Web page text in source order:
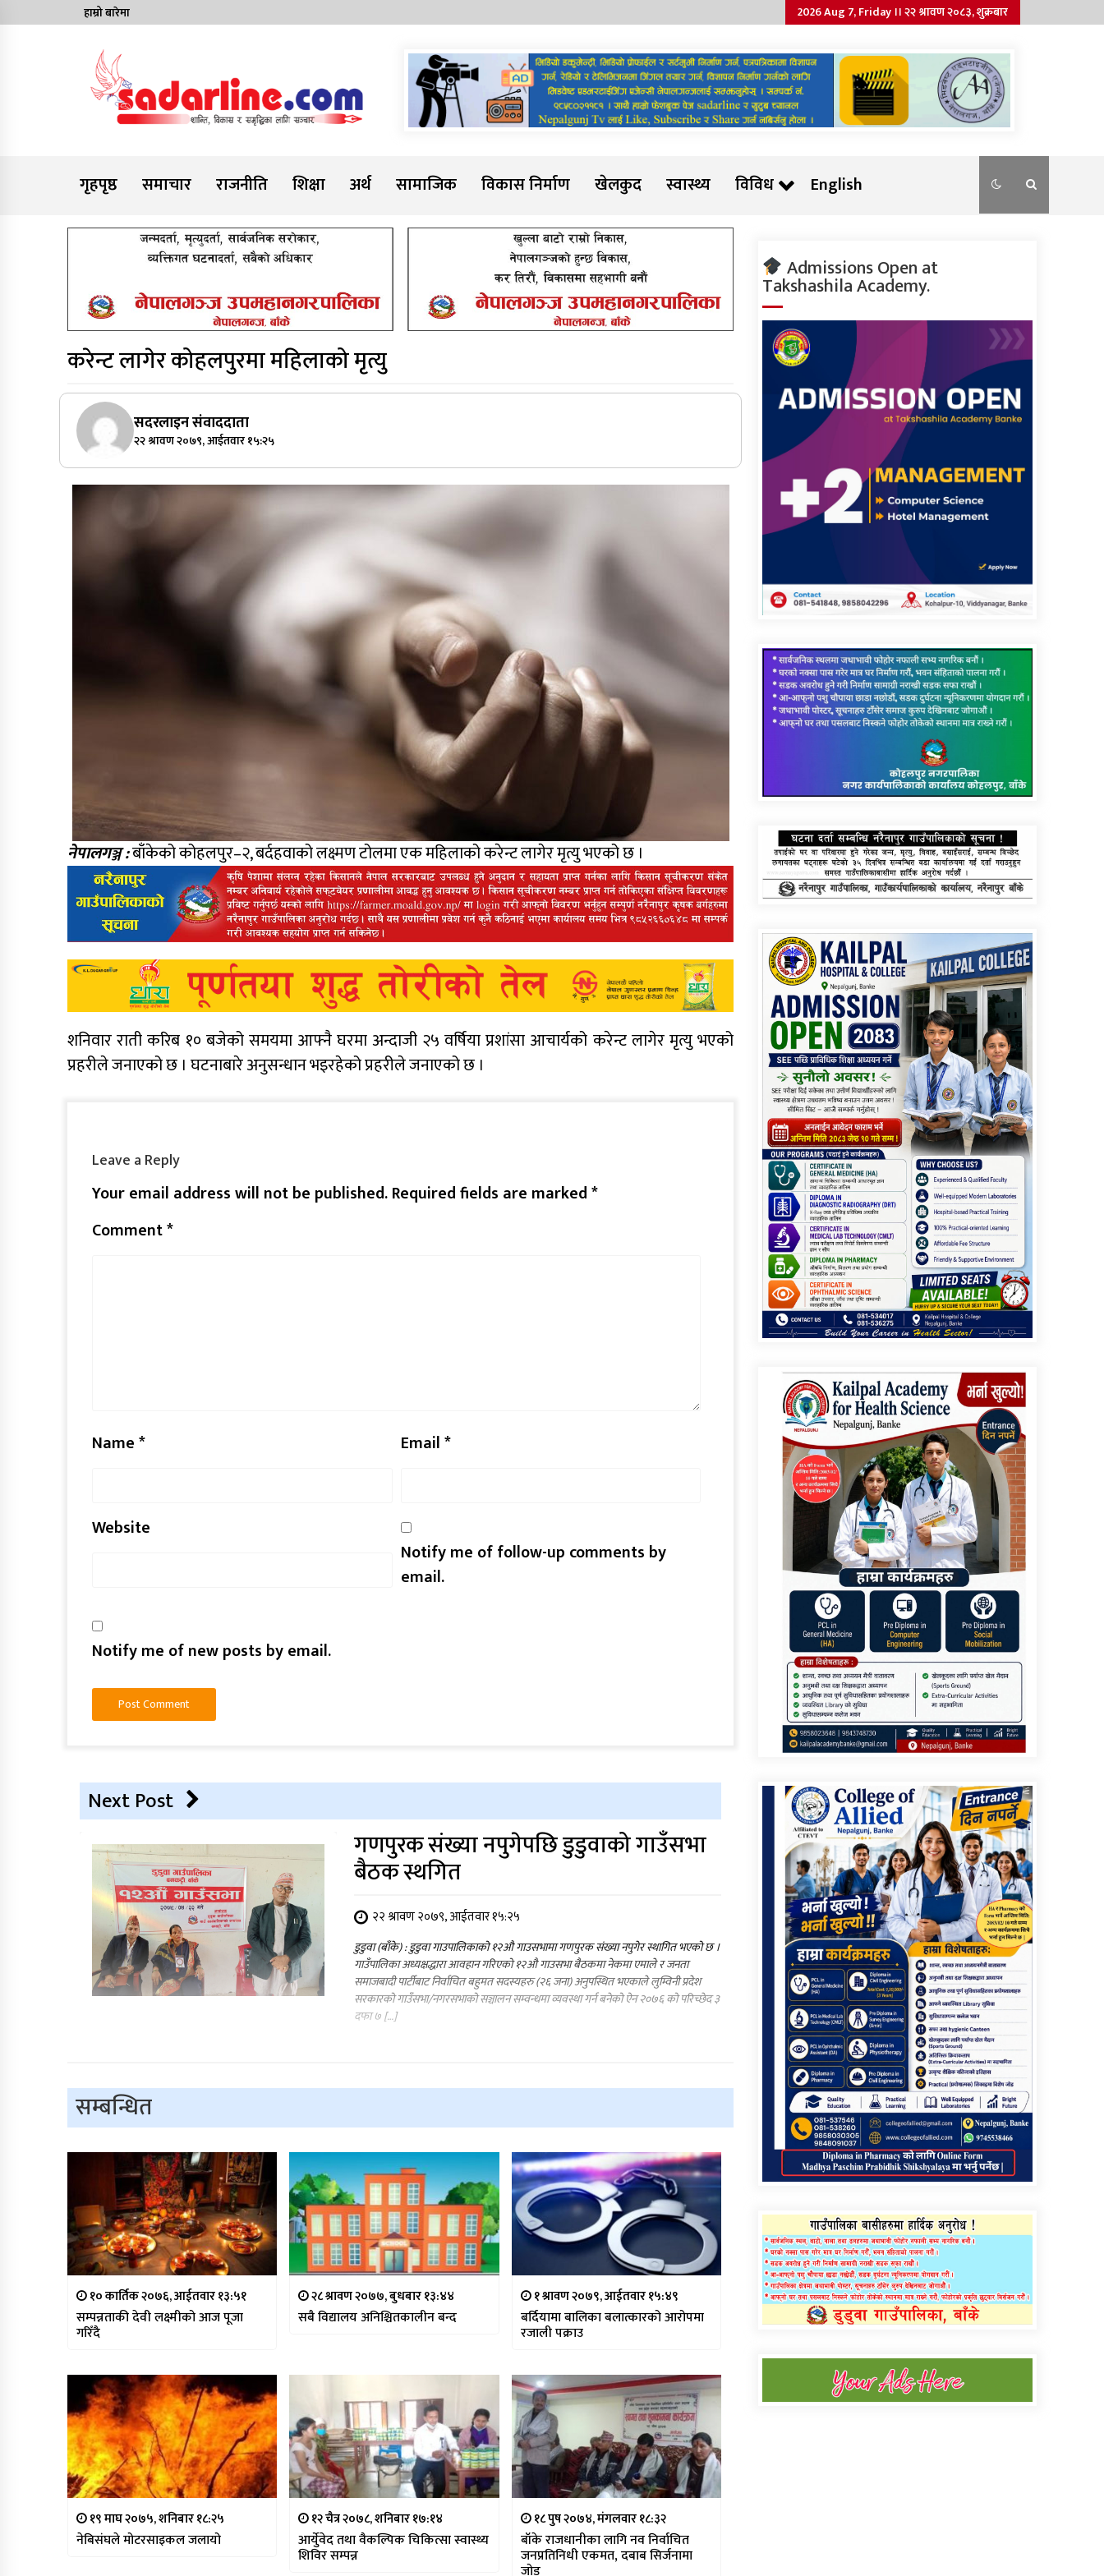
to
हाम्रो बारेमा 2026 Aug 7, Friday ।। २२ श्रावण २०८३, शुक्रबार
Sadarline
गृहपृष्ठ
समाचार राजनीति शिक्षा अर्थ सामाजिक विकास निर्माण खेलकुद स्वास्थ्य विविध English
करेन्ट लागेर कोहलपुरमा महिलाको मृत्यु
सदरलाइन संवाददाता
२२ श्रावण २०७९, आईतवार १५:२५
नेपालगञ्ज :बाँकेको कोहलपुर–२, बर्दहवाको लक्ष्मण टोलमा एक महिलाको करेन्ट लागेर मृत्यु भएको छ ।
शनिवार राती करिब १० बजेको समयमा आफ्नै घरमा अन्दाजी २५ वर्षिया प्रशांसा आचार्यको करेन्ट लागेर मृत्यु भएको
प्रहरीले जनाएको छ । घटनाबारे अनुसन्धान भइरहेको प्रहरीले जनाएको छ ।
Leave a Reply
Your email address will not be published.Required fields are marked*
Comment*
Name* Email*
Website
Notify me of follow-up comments by
email.
Notify me of new posts by email.
Next Post
गणपुरक संख्या नपुगेपछि डुडुवाको गाउँसभा
बैठक स्थगित
२२ श्रावण २०७९, आईतवार १५:२५
डुडुवा (बाँके) : डुडुवा गाउपालिकाको १२औ गाउसभामा गणपुरक संख्या नपुगेर स्थागित भएको छ ।
गाउँपालिका अध्यक्षद्धारा आवहान गरिएको १२औ गाउसभा बैठकमा नेकमा एमाले र जनता
समाजबादी पार्टीबाट निर्वाचित बहुमत सदस्यहरु (२६ जना) अनुपस्थित भएकाले लुम्विनी प्रदेश
सरकारको गाउँसभा/नगरसभाको सञ्चालन सम्वन्धमा व्यवस्था गर्न बनेको ऐन २०७६ को परिच्छेद ३
दफा ७ […]
सम्बन्धित
१० कार्तिक २०७६, आईतवार १३:५१
सम्पन्नताकी देवी लक्ष्मीको आज पूजा
गरिँदै
२८ श्रावण २०७७, बुधबार १३:४४
सबै विद्यालय अनिश्चितकालीन बन्द
१ श्रावण २०७९, आईतवार १५:४९
बर्दियामा बालिका बलात्कारको आरोपमा
रजाली पक्राउ
१९ माघ २०७५, शनिबार १८:२५
नेबिसंघले मोटरसाइकल जलायो
१२ चैत्र २०७८, शनिबार १७:१४
आर्युेवेद तथा वैकल्पिक चिकित्सा स्वास्थ्य
शिविर सम्पन्न
१८ पुष २०७४, मंगलवार १८:३२
बाँके राजधानीका लागि नव निर्वाचित
जनप्रतिनिधी एकमत, दबाब सिर्जनामा
जोड
Admissions Open at
Takshashila Academy.